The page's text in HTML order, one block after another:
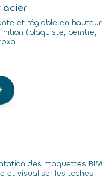
acier
et réglable en hauteur
(plaquiste, peintre,
des maquettes BIM
et visualiser les taches